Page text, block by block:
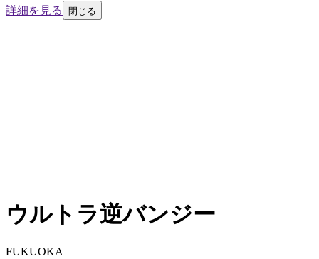
詳細を見る 閉じる
ウルトラ逆バンジー
FUKUOKA